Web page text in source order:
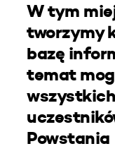
W tym
tworzymy
bazę
temat
wszystkich
Powstania